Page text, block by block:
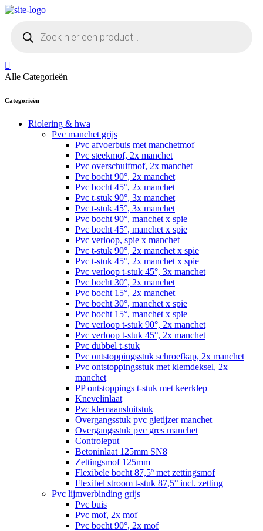
Skip
content
zoeken
Alle Categorieën
Categorieën
Riolering & hwa
Pvc manchet grijs
Pvc afvoerbuis met manchetmof
Pvc steekmof, 2x manchet
Pvc overschuifmof, 2x manchet
Pvc bocht 90°, 2x manchet
Pvc bocht 45°, 2x manchet
Pvc t-stuk 90°, 3x manchet
Pvc t-stuk 45°, 3x manchet
Pvc bocht 90°, manchet x spie
Pvc bocht 45°, manchet x spie
Pvc verloop, spie x manchet
Pvc t-stuk 90°, 2x manchet x spie
Pvc t-stuk 45°, 2x manchet x spie
Pvc verloop t-stuk 45°, 3x manchet
Pvc bocht 30°, 2x manchet
Pvc bocht 15°, 2x manchet
Pvc bocht 30°, manchet x spie
Pvc bocht 15°, manchet x spie
Pvc verloop t-stuk 90°, 2x manchet
Pvc verloop t-stuk 45°, 2x manchet
Pvc dubbel t-stuk
Pvc ontstoppingsstuk schroefkap, 2x manchet
Pvc ontstoppingsstuk met klemdeksel, 2x
manchet
PP ontstoppings t-stuk met keerklep
Knevelinlaat
Pvc klemaansluitstuk
Overgangsstuk pvc gietijzer manchet
Overgangsstuk pvc gres manchet
Controleput
Betoninlaat 125mm SN8
Zettingsmof 125mm
Flexibele bocht 87,5º met zettingsmof
Flexibel stroom t-stuk 87,5° incl. zetting
Pvc lijmverbinding grijs
Pvc buis
Pvc mof, 2x mof
Pvc bocht 90°, 2x mof